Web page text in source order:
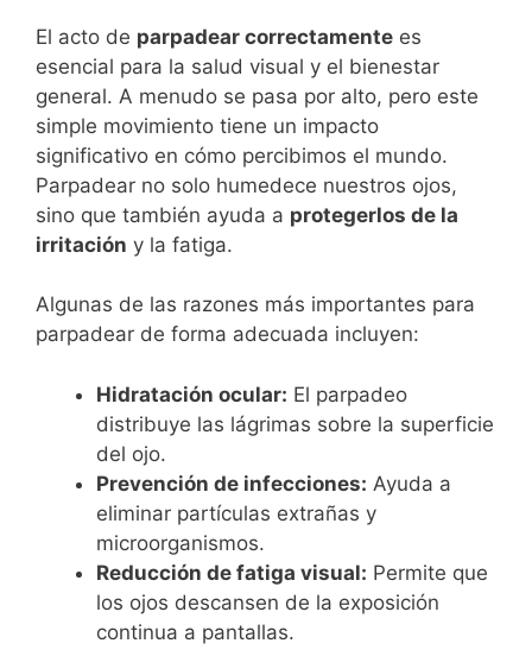
El acto de parpadear correctamente es
esencial para la salud visual y el bienestar
general. A menudo se pasa por alto, pero este
simple movimiento tiene un impacto
significativo en cómo percibimos el mundo.
Parpadear no solo humedece nuestros ojos,
sino que también ayuda a protegerlos de la
irritación y la fatiga.
Algunas de las razones más importantes para
parpadear de forma adecuada incluyen:
Hidratación ocular: El parpadeo
distribuye las lágrimas sobre la superficie
del ojo.
Prevención de infecciones: Ayuda a
eliminar partículas extrañas y
microorganismos.
Reducción de fatiga visual: Permite que
los ojos descansen de la exposición
continua a pantallas.